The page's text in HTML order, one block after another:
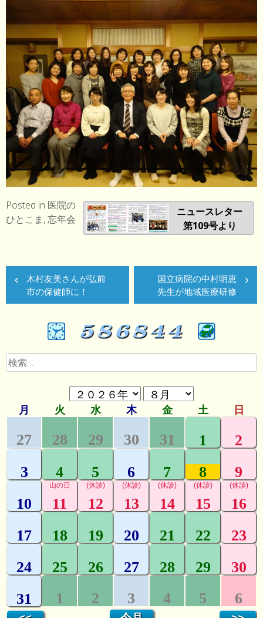
ニュースレター
第109号より
Posted in 医院の
ひとこま ,忘年会
投
稿
ナ
ゲ
ー
ョ
ン
木村友美さんが弘前
市の保健師に！
国立病院の中村明恵
先生が地域医療研修
検
索: